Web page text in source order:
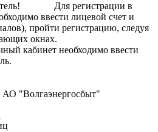
Для регистрации в
ввести лицевой счет и
пройти регистрацию, следуя
всплывающих окнах.
кабинет необходимо ввести
и пароль.